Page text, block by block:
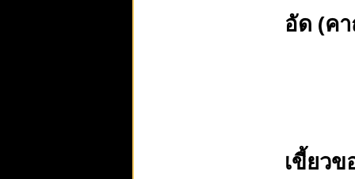
อัด (ค
เขี้ยว